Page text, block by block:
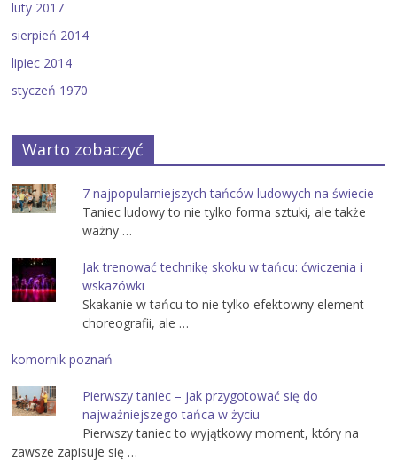
luty 2017
sierpień 2014
lipiec 2014
styczeń 1970
Warto zobaczyć
7 najpopularniejszych tańców ludowych na świecie
Taniec ludowy to nie tylko forma sztuki, ale także
ważny …
Jak trenować technikę skoku w tańcu: ćwiczenia i
wskazówki
Skakanie w tańcu to nie tylko efektowny element
choreografii, ale …
komornik poznań
Pierwszy taniec – jak przygotować się do
najważniejszego tańca w życiu
Pierwszy taniec to wyjątkowy moment, który na
zawsze zapisuje się …